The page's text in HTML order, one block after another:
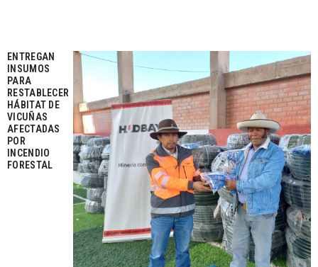
ENTREGAN
INSUMOS
PARA
RESTABLECER
HÁBITAT DE
VICUÑAS
AFECTADAS
POR
INCENDIO
FORESTAL